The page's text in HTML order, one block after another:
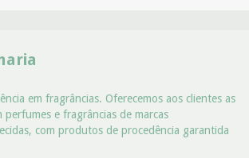
em fragrâncias. Oferecemos aos clientes as
perfumes e fragrâncias de marcas
com produtos de procedência garantida